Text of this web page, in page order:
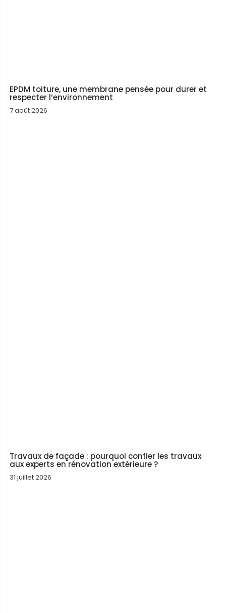
EPDM toiture, une membrane pensée pour durer et
respecter l’environnement
7 août 2026
Travaux de façade : pourquoi confier les travaux
aux experts en rénovation extérieure ?
31 juillet 2026